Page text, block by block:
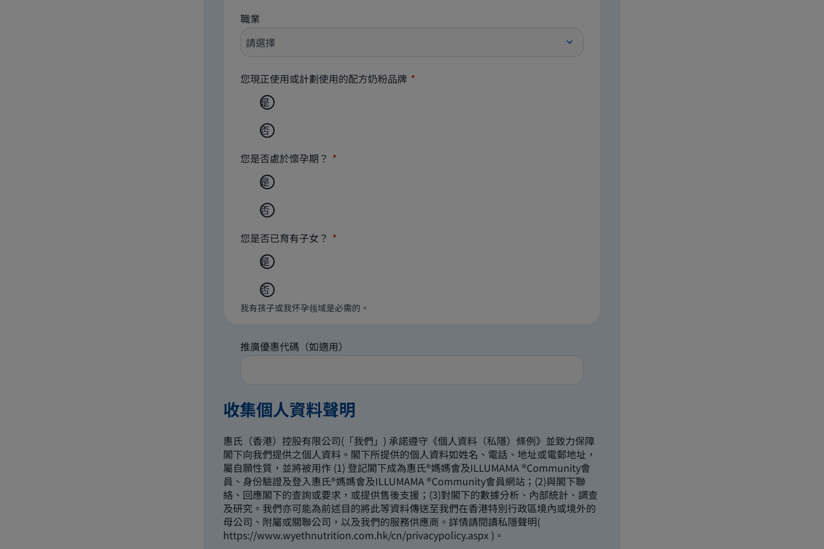
職業
您現正使用或計劃使用的配方奶粉品牌
是
否
您是否處於懷孕期？
是
否
您是否已育有子女？
是
否
我有孩子或我怀孕领域是必需的。
推廣優惠代碼（如適用）
收集個人資料聲明
惠氏（香港）控股有限公司(「我們」) 承諾遵守《個人資料（私隱）條例》並致力保障
閣下向我們提供之個人資料。閣下所提供的個人資料如姓名、電話、地址或電郵地址，
屬自願性質，並將被用作 (1) 登記閣下成為惠氏®媽媽會及ILLUMAMA ®Community會
員、身份驗證及登入惠氏®媽媽會及ILLUMAMA ®Community會員網站；(2)與閣下聯
絡、回應閣下的查詢或要求，或提供售後支援；(3)對閣下的數據分析、內部統計、調查
及研究。我們亦可能為前述目的將此等資料傳送至我們在香港特別行政區境內或境外的
母公司、附屬或關聯公司，以及我們的服務供應商。詳情請閱讀私隱聲明(
https://www.wyethnutrition.com.hk/cn/privacypolicy.aspx )。